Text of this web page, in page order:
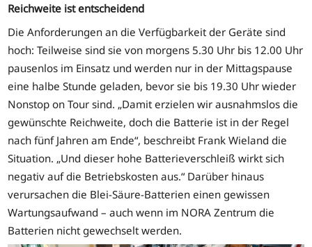
Reichweite ist entscheidend
Die Anforderungen an die Verfügbarkeit der Geräte sind
hoch: Teilweise sind sie von morgens 5.30 Uhr bis 12.00 Uhr
pausenlos im Einsatz und werden nur in der Mittagspause
eine halbe Stunde geladen, bevor sie bis 19.30 Uhr wieder
Nonstop on Tour sind. „Damit erzielen wir ausnahmslos die
gewünschte Reichweite, doch die Batterie ist in der Regel
nach fünf Jahren am Ende“, beschreibt Frank Wieland die
Situation. „Und dieser hohe Batterieverschleiß wirkt sich
negativ auf die Betriebskosten aus.“ Darüber hinaus
verursachen die Blei-Säure-Batterien einen gewissen
Wartungsaufwand – auch wenn im NORA Zentrum die
Batterien nicht gewechselt werden.